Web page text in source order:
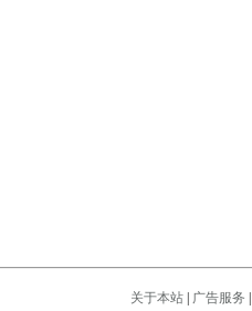
关于本站| 广告服务